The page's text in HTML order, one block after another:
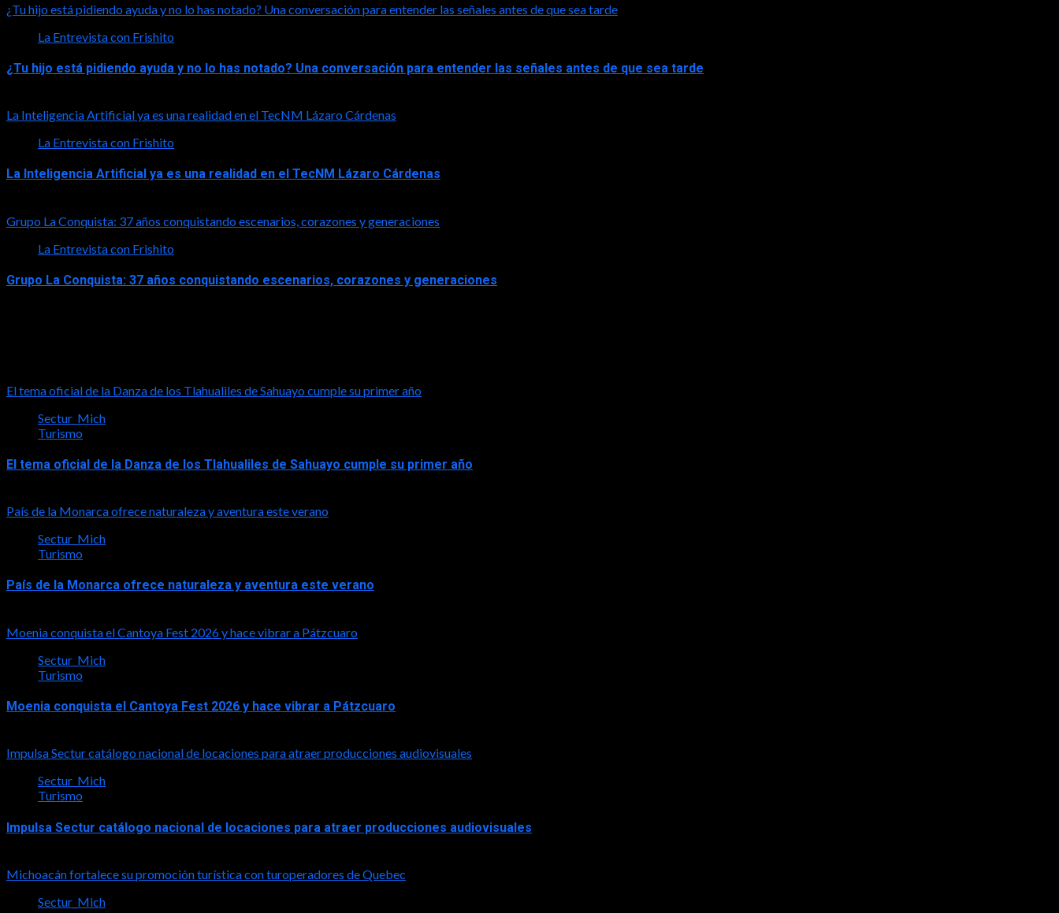
¿Tu hijo está pidiendo ayuda y no lo has notado? Una conversación para entender las señales antes de que sea tarde
La Entrevista con Frishito
¿Tu hijo está pidiendo ayuda y no lo has notado? Una conversación para entender las señales antes de que sea tarde
La Inteligencia Artificial ya es una realidad en el TecNM Lázaro Cárdenas
La Entrevista con Frishito
La Inteligencia Artificial ya es una realidad en el TecNM Lázaro Cárdenas
Grupo La Conquista: 37 años conquistando escenarios, corazones y generaciones
La Entrevista con Frishito
Grupo La Conquista: 37 años conquistando escenarios, corazones y generaciones
El tema oficial de la Danza de los Tlahualiles de Sahuayo cumple su primer año
Sectur_Mich
Turismo
El tema oficial de la Danza de los Tlahualiles de Sahuayo cumple su primer año
País de la Monarca ofrece naturaleza y aventura este verano
Sectur_Mich
Turismo
País de la Monarca ofrece naturaleza y aventura este verano
Moenia conquista el Cantoya Fest 2026 y hace vibrar a Pátzcuaro
Sectur_Mich
Turismo
Moenia conquista el Cantoya Fest 2026 y hace vibrar a Pátzcuaro
Impulsa Sectur catálogo nacional de locaciones para atraer producciones audiovisuales
Sectur_Mich
Turismo
Impulsa Sectur catálogo nacional de locaciones para atraer producciones audiovisuales
Michoacán fortalece su promoción turística con turoperadores de Quebec
Sectur_Mich